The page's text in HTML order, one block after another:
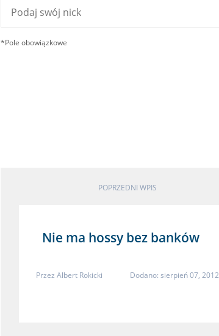
*Pole obowiązkowe
POPRZEDNI WPIS
Nie ma hossy bez banków
Przez Albert Rokicki Dodano: sierpień 07, 2012